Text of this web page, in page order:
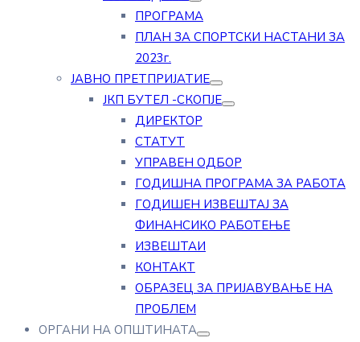
ПРОГРАМА
ПЛАН ЗА СПОРТСКИ НАСТАНИ ЗА
2023г.
ЈАВНО ПРЕТПРИЈАТИЕ
ЈКП БУТЕЛ -СКОПЈЕ
ДИРЕКТОР
СТАТУТ
УПРАВЕН ОДБОР
ГОДИШНА ПРОГРАМА ЗА РАБОТА
ГОДИШЕН ИЗВЕШТАЈ ЗА
ФИНАНСИКО РАБОТЕЊЕ
ИЗВЕШТАИ
КОНТАКТ
ОБРАЗЕЦ ЗА ПРИЈАВУВАЊЕ НА
ПРОБЛЕМ
ОРГАНИ НА ОПШТИНАТА